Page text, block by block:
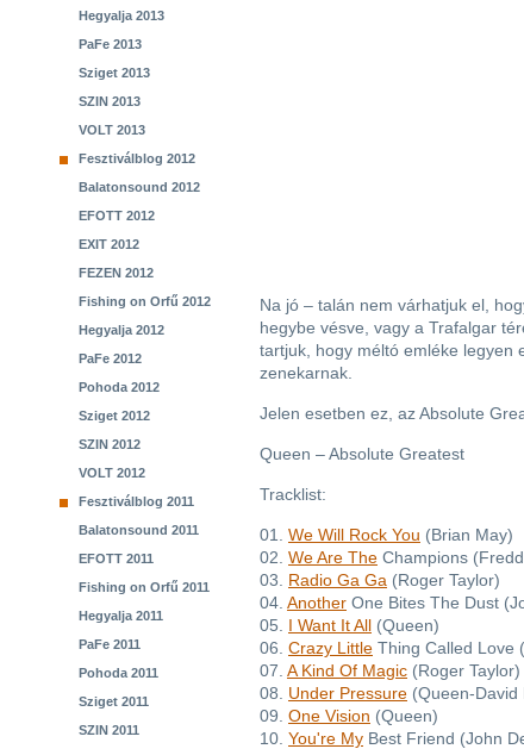
Hegyalja 2013
PaFe 2013
Sziget 2013
SZIN 2013
VOLT 2013
Fesztiválblog 2012
Balatonsound 2012
EFOTT 2012
EXIT 2012
FEZEN 2012
Fishing on Orfű 2012
Hegyalja 2012
PaFe 2012
Pohoda 2012
Sziget 2012
SZIN 2012
VOLT 2012
Fesztiválblog 2011
Balatonsound 2011
EFOTT 2011
Fishing on Orfű 2011
Hegyalja 2011
PaFe 2011
Pohoda 2011
Sziget 2011
SZIN 2011
Na jó – talán nem várhatjuk el,
hegybe vésve, vagy a Trafalgar
tartjuk, hogy méltó emléke legyen
zenekarnak.
Jelen esetben ez, az Absolute
Queen – Absolute Greatest
Tracklist:
01. We Will Rock You (Brian May)
02. We Are The Champions
03. Radio Ga Ga (Roger Taylor)
04. Another One Bites The Dust
05. I Want It All (Queen)
06. Crazy Little Thing Called Love
07. A Kind Of Magic (Roger Taylor)
08. Under Pressure (Queen-David
09. One Vision (Queen)
10. You're My Best Friend (John